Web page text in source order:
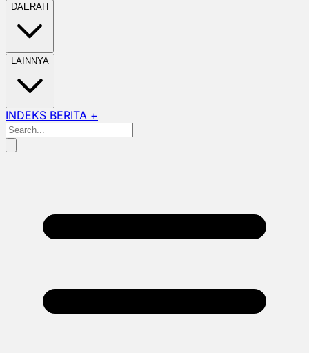
DAERAH
LAINNYA
INDEKS BERITA +